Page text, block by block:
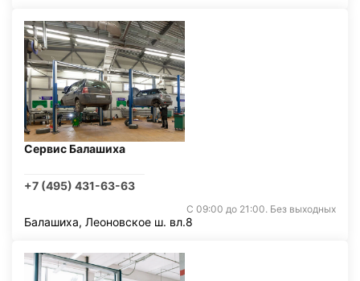
Сервис Балашиха
+7 (495) 431-63-63
С 09:00 до 21:00. Без выходных
Балашиха, Леоновское ш. вл.8